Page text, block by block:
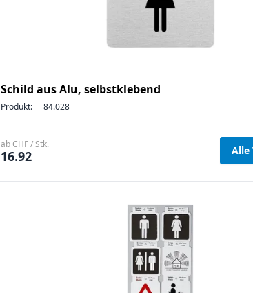
Schild aus Alu, selbstklebend
Produkt: 84.028
ab CHF / Stk.
16.92 Alle